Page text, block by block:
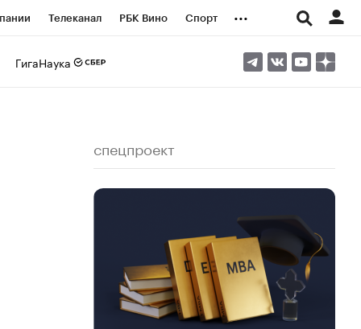
Телеканал РБК Вино Спорт ...
ГигаНаука
спецпроект